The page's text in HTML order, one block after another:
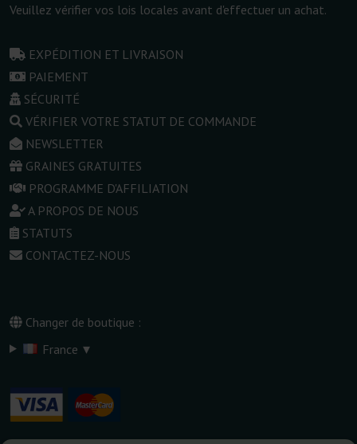
Veuillez vérifier vos lois locales avant d'effectuer un achat.
EXPÉDITION ET LIVRAISON
PAIEMENT
SÉCURITÉ
VÉRIFIER VOTRE STATUT DE COMMANDE
NEWSLETTER
GRAINES GRATUITES
PROGRAMME D'AFFILIATION
A PROPOS DE NOUS
STATUTS
CONTACTEZ-NOUS
Changer de boutique :
France ▾